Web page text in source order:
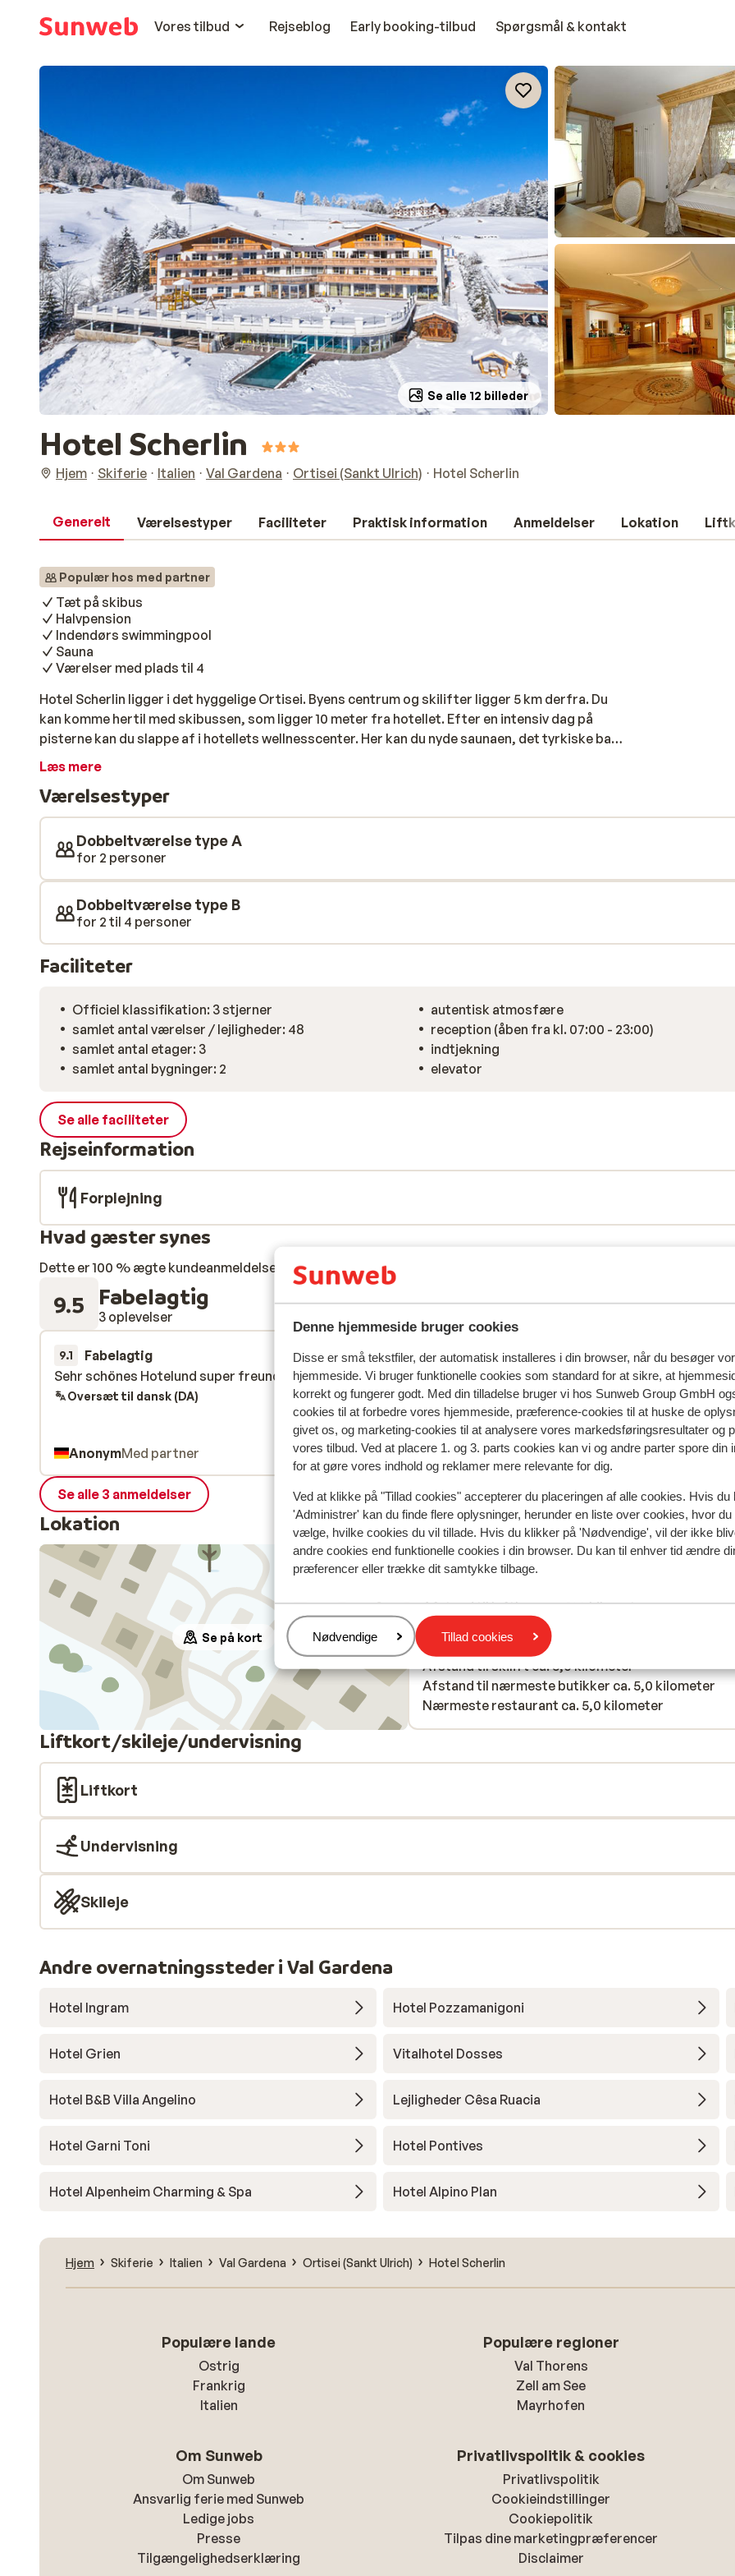
Denne hjemmeside bruger cookies
Disse er små tekstfiler, der automatisk installeres i din browser, når du besøger
hjemmeside. Vi bruger funktionelle cookies som standard for at sikre, at
korrekt og fungerer godt. Med din tilladelse bruger vi hos Sunweb Group GmbH
cookies til at forbedre vores hjemmeside, præference-cookies til at huske de
givet os, og marketing-cookies til at analysere vores markedsføringsresultater og
vores tilbud. Ved at placere 1. og 3. parts cookies kan vi og andre parter spore din
for at gøre vores indhold og reklamer mere relevante for dig.
Ved at klikke på "Tillad cookies" accepterer du placeringen af alle cookies. Hvis du
'Administrer' kan du finde flere oplysninger, herunder en liste over cookies, hvor
vælge, hvilke cookies du vil tillade. Hvis du klikker på 'Nødvendige', vil der ikke
andre cookies end funktionelle cookies i din browser. Du kan til enhver tid ændre
præferencer eller trække dit samtykke tilbage.
Administrer
Nødvendige Tillad cookies
Vores tilbud
Rejseblog Early booking-tilbud Spørgsmål & kontakt
Se alle 12 billeder
Hotel Scherlin
Hjem Skiferie Italien Val Gardena Ortisei (Sankt Ulrich) Hotel Scherlin
Generelt Værelsestyper Faciliteter Praktisk information Anmeldelser Lokation
Populær hos med partner
Tæt på skibus
Halvpension
Indendørs swimmingpool
Sauna
Værelser med plads til 4
Hotel Scherlin ligger i det hyggelige Ortisei. Byens centrum og skilifter ligger 5 km derfra. Du
kan komme hertil med skibussen, som ligger 10 meter fra hotellet. Efter en intensiv dag på
pisterne kan du slappe af i hotellets wellnesscenter. Her kan du nyde saunaen, det tyrkiske bad,
jacuzzien eller tage en dukkert i swimmingpoolen.
Læs mere
Værelsestyper
Dobbeltværelse type A
for 2 personer
Dobbeltværelse type B
for 2 til 4 personer
Faciliteter
Officiel klassifikation: 3 stjerner
samlet antal værelser / lejligheder: 48
samlet antal etager: 3
samlet antal bygninger: 2
autentisk atmosfære
reception (åben fra kl. 07:00 - 23:00)
indtjekning
elevator
Se alle faciliteter
Rejseinformation
Forplejning
Hvad gæster synes
Dette er 100 % ægte kundeanmeldelser, der ærligt afspejler deres oplevelser med vores produkt.
9.5 Fabelagtig
3 oplevelser
9.1 Fabelagtig
28. feb. 2026
Sehr schönes Hotelund super freundlich
Sehr schönes Hotelund super freundlich
Oversæt til dansk (DA)
AnonymMed partner
9.7 Fabelagtig
17. jan.
Preis/Leistungsverhältnis prima, sehr persönlich
familiär geführtes Hotel, top sauber, Essen
klasse! Rundum wohlgefühlt!!
Preis/Leistungsverhältnis prima, sehr persönlich
familiär geführtes Hotel, top sauber, Essen
klasse! Rundum wohlgefühlt!!
Oversæt til dansk (DA)
MartinaMed partner
Se alle 3 anmeldelser
Lokation
Se på kort
I området
Afstand til lufthavn ca. 120 kilometer
Afstand til togstation bressanone: ca. 30 kilometer
Afstand til busstoppested til skilift ca. 10 meter
Afstand til skilift ca. 5,0 kilometer
Afstand til nærmeste butikker ca. 5,0 kilometer
Nærmeste restaurant ca. 5,0 kilometer
Liftkort/skileje/undervisning
Liftkort
Undervisning
Skileje
Andre overnatningssteder i Val Gardena
Hotel Ingram Hotel Pozzamanigoni
Hotel Grien Vitalhotel Dosses
Hotel B&B Villa Angelino Lejligheder Cêsa Ruacia
Hotel Garni Toni Hotel Pontives
Hotel Alpenheim Charming & Spa Hotel Alpino Plan
Hjem Skiferie Italien Val Gardena Ortisei (Sankt Ulrich) Hotel Scherlin
Populære lande
Ostrig
Frankrig
Italien
Populære regioner
Val Thorens
Zell am See
Mayrhofen
Om Sunweb
Om Sunweb
Ansvarlig ferie med Sunweb
Ledige jobs
Presse
Tilgængelighedserklæring
Privatlivspolitik & cookies
Privatlivspolitik
Cookieindstillinger
Cookiepolitik
Tilpas dine marketingpræferencer
Disclaimer